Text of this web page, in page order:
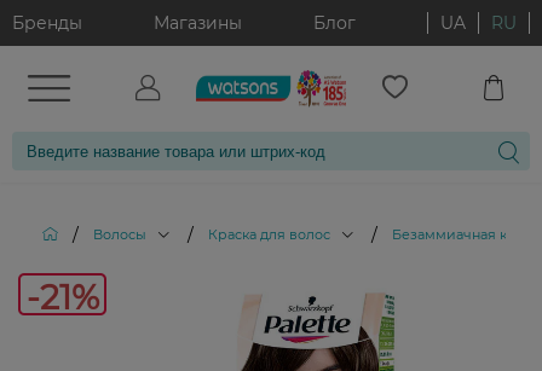
Бренды Магазины Блог UA RU
/ Волосы / Краска для волос / Безаммиачная
-21%